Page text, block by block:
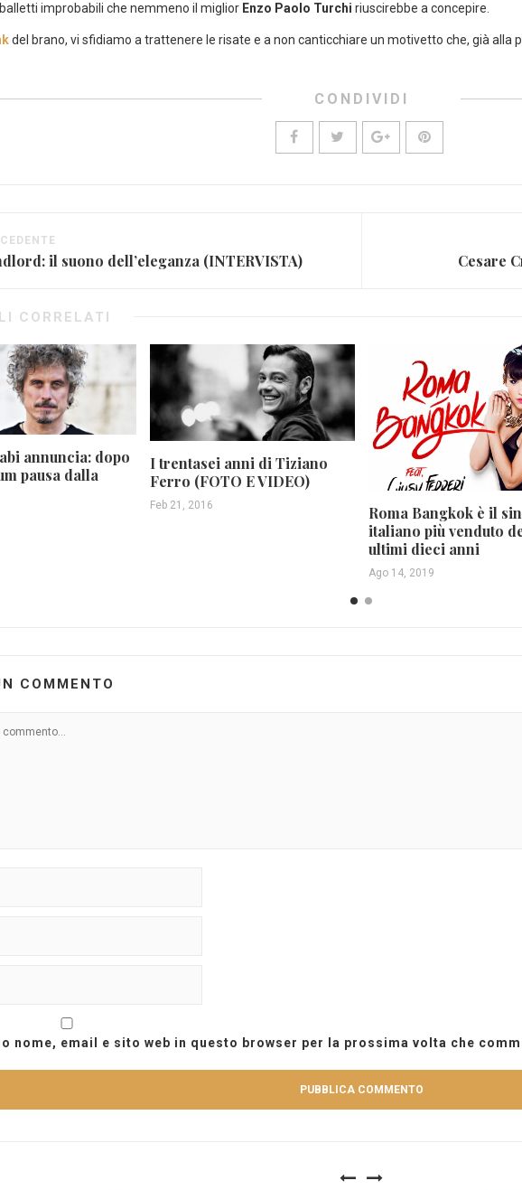
improbabili che nemmeno il miglior Enzo Paolo Turchi riuscirebbe a concepire.
del brano, vi sfidiamo a trattenere le risate e a non canticchiare un motivetto che, già alla
CONDIVIDI
il suono dell’eleganza (INTERVISTA) Cesare
CORRELATI
annuncia: dopo
pausa dalla
I trentasei anni di Tiziano
Ferro (FOTO E VIDEO)
Feb 21, 2016
Roma Bangkok è il
italiano più venduto
ultimi dieci anni
Ago 14, 2019
COMMENTO
nome, email e sito web in questo browser per la prossima volta che